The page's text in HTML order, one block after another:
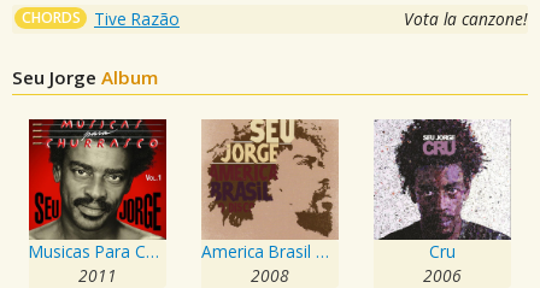
CHORDS Tive Razão Vota la canzone!
Seu Jorge Album
Musicas Para Churrasco, Vol. 1
2011
America Brasil O Disco
2008
Cru
2006